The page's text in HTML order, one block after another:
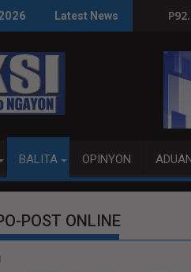
Latest News
P92.8 MILYON ANG USAPAN,
BALITA OPINYON
POST ONLINE